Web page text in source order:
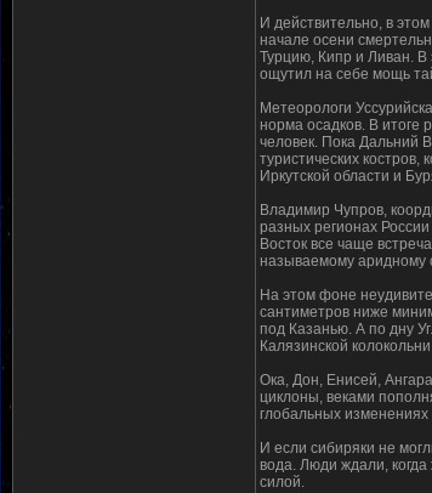
И действительно, в
начале осени
Турцию, Кипр и Ливан. В
ощутил на себе мощь
Метеорологи
норма осадков. В итоге
человек. Пока Дальний
туристических
Иркутской области и
Владимир Чупров,
разных регионах
Восток все чаще
называемому аридному
На этом фоне
сантиметров ниже
под Казанью. А по дну
Калязинской
Ока, Дон, Енисей,
циклоны, веками
глобальных
И если сибиряки не
вода. Люди ждали,
силой.